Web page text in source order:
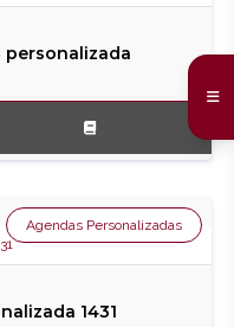
personalizada
1431
Agendas Personalizadas